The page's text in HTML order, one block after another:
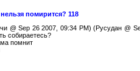
помирится? 118
@ Sep 26 2007, 09:34 PM) (Русудан @
собираетесь?
помнит